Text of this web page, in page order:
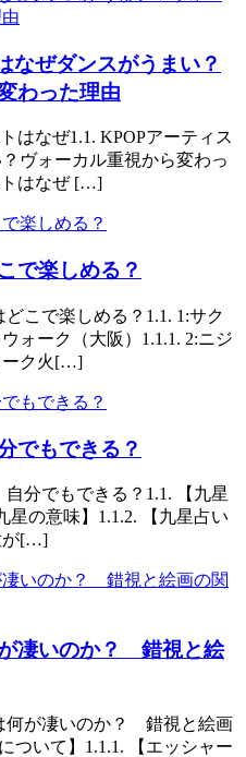
なぜダンスがうまい？
わった理由
はなぜ1.1. KPOPアーティス
ヴォーカル重視から変わっ
トはなぜ […]
で楽しめる？
こで楽しめる？1.1. 1:サク
ォーク（大阪）1.1.1. 2:ニジ
ーク火[…]
でもできる？
分でもできる？1.1. 【九星
星の意味】1.1.2. 【九星占い
が[…]
凄いのか？ 錯視と絵
何が凄いのか？ 錯視と絵画
ついて】1.1.1. 【エッシャー